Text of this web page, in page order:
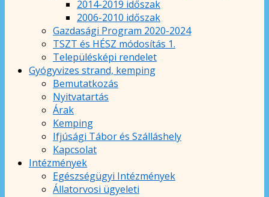
2014-2019 időszak
2006-2010 időszak
Gazdasági Program 2020-2024
TSZT és HÉSZ módosítás 1.
Településképi rendelet
Gyógyvizes strand, kemping
Bemutatkozás
Nyitvatartás
Árak
Kemping
Ifjúsági Tábor és Szálláshely
Kapcsolat
Intézmények
Egészségügyi Intézmények
Állatorvosi ügyeleti